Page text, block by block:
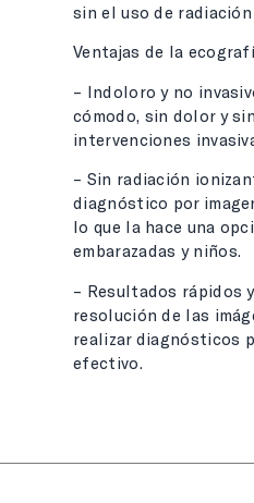
sin el uso de
Ventajas de la
– Indoloro y no
cómodo, sin dolor y
intervenciones
– Sin radiación
diagnóstico por
lo que la hace una
embarazadas y niños.
– Resultados rápidos
resolución de las
realizar diagnósticos
efectivo.